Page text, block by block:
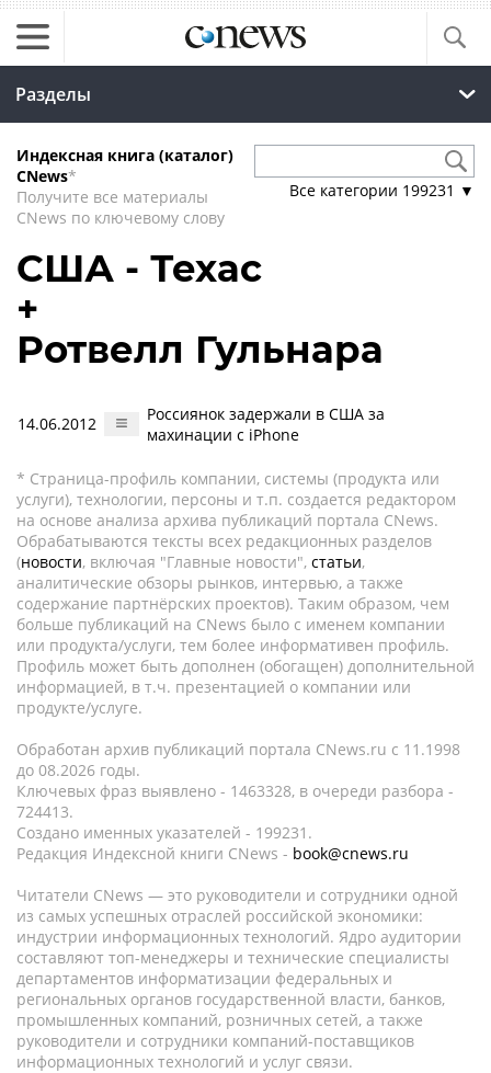
Разделы
Индексная книга (каталог)
CNews*
Получите все материалы
CNews по ключевому слову
Все категории 199231 ▼
США - Техас
+
Ротвелл Гульнара
14.06.2012
Россиянок задержали в США за
махинации с iPhone
* Страница-профиль компании, системы (продукта или
услуги), технологии, персоны и т.п. создается редактором
на основе анализа архива публикаций портала CNews.
Обрабатываются тексты всех редакционных разделов
(новости, включая "Главные новости", статьи,
аналитические обзоры рынков, интервью, а также
содержание партнёрских проектов). Таким образом, чем
больше публикаций на CNews было с именем компании
или продукта/услуги, тем более информативен профиль.
Профиль может быть дополнен (обогащен) дополнительной
информацией, в т.ч. презентацией о компании или
продукте/услуге.
Обработан архив публикаций портала CNews.ru c 11.1998
до 08.2026 годы.
Ключевых фраз выявлено - 1463328, в очереди разбора -
724413.
Создано именных указателей - 199231.
Редакция Индексной книги CNews - book@cnews.ru
Читатели CNews — это руководители и сотрудники одной
из самых успешных отраслей российской экономики:
индустрии информационных технологий. Ядро аудитории
составляют топ-менеджеры и технические специалисты
департаментов информатизации федеральных и
региональных органов государственной власти, банков,
промышленных компаний, розничных сетей, а также
руководители и сотрудники компаний-поставщиков
информационных технологий и услуг связи.